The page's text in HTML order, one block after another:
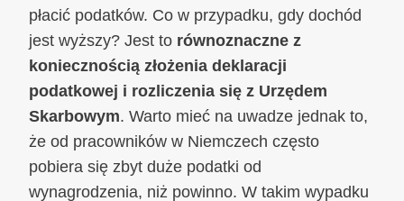
płacić podatków. Co w przypadku, gdy dochód
jest wyższy? Jest to równoznaczne z
koniecznością złożenia deklaracji
podatkowej i rozliczenia się z Urzędem
Skarbowym. Warto mieć na uwadze jednak to,
że od pracowników w Niemczech często
pobiera się zbyt duże podatki od
wynagrodzenia, niż powinno. W takim wypadku